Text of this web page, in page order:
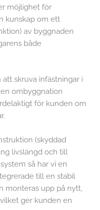
möjlighet för
kunskap om ett
av byggnaden
både
skruva infästningar i
ombyggnation
för kunden om
(skyddad
livslängd och till
så har vi en
till en stabil
monteras upp på nytt,
ger kunden en